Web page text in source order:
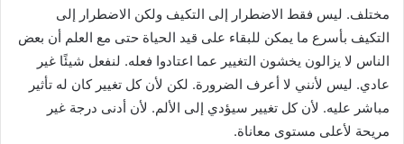
مختلف. ليس فقط الاضطرار إلى التكيف ولكن الاضطرار إلى
التكيف بأسرع ما يمكن للبقاء على قيد الحياة حتى مع العلم أن بعض
الناس لا يزالون يخشون التغيير عما اعتادوا فعله. لنفعل شيئًا غير
عادي. ليس لأنني لا أعرف الضرورة. لكن لأن كل تغيير كان له تأثير
مباشر عليه. لأن كل تغيير سيؤدي إلى الألم. لأن أدنى درجة غير
مريحة لأعلى مستوى معاناة.